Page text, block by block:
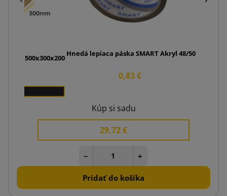
K280 500x300x200 Hnedá lepiaca páska SMART Akryl 48/50
0,83 €
Kúp si sadu
29,72 €
− +
Pridať do košíka